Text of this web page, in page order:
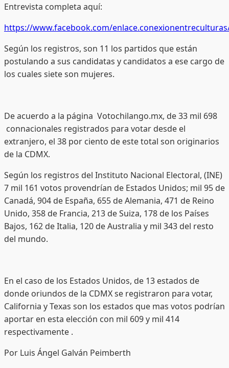
Entrevista completa aquí:
https://www.facebook.com/
Según los registros, son 11 los partidos que están
postulando a sus candidatas y candidatos a ese cargo de
los cuales siete son mujeres.
De acuerdo a la página Votochilango.mx, de 33 mil 698
connacionales registrados para votar desde el
extranjero, el 38 por ciento de este total son originarios
de la CDMX.
Según los registros del Instituto Nacional Electoral, (INE)
7 mil 161 votos provendrían de Estados Unidos; mil 95 de
Canadá, 904 de España, 655 de Alemania, 471 de Reino
Unido, 358 de Francia, 213 de Suiza, 178 de los Países
Bajos, 162 de Italia, 120 de Australia y mil 343 del resto
del mundo.
En el caso de los Estados Unidos, de 13 estados de
donde oriundos de la CDMX se registraron para votar,
California y Texas son los estados que mas votos podrían
aportar en esta elección con mil 609 y mil 414
respectivamente .
Por Luis Ángel Galván Peimberth